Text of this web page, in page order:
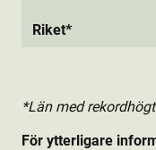
Riket*
*Län med
För ytterligare